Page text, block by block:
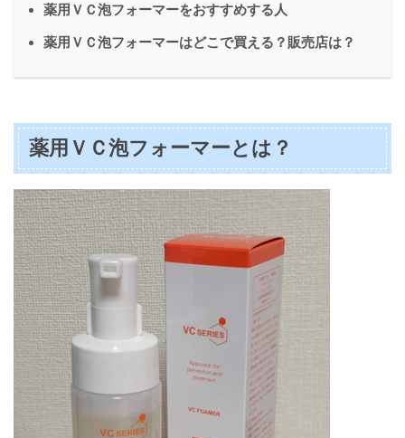
薬用ＶＣ泡フォーマーをおすすめする人
薬用ＶＣ泡フォーマーはどこで買える？販売店は？
薬用ＶＣ泡フォーマーとは？